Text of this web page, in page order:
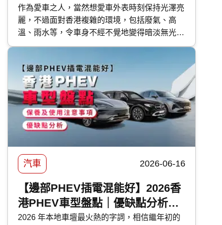
作為愛車之人，當然想愛車外表時刻保持光澤亮
麗，不過面對香港複雜的環境，包括廢氣、高
溫、雨水等，令車身不經不覺地變得暗淡無光，
如果不及時打理保護，隨時會對車漆造成不可逆
選汽車打蠟。然而，坊間的汽車蠟種類繁多，價
錢由 DIY 的百多元，到汽車美容店的幾千元不
等，到底該如何選擇？傳統打蠟與近年流行的
汽車鍍膜 又有甚麼分別？ 快而保 為你一文看清
汽車打蠟的好處、種類、價錢比較及常見問題，
助你選出最適合愛車的護理方案！
汽車 2026-06-16
【邊部PHEV插電混能好】2026香
港PHEV車型盤點｜優缺點分析｜
保養及使用注意事項
2026 年本地車壇最火熱的字詞，相信繼年初的